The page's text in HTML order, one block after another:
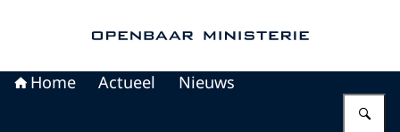
Home Actueel Nieuws